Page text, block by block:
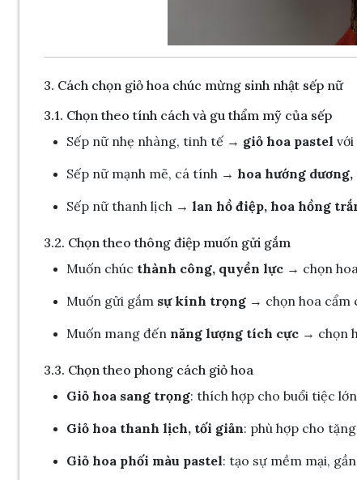
3. Cách chọn giỏ hoa chúc mừng sinh nhật sếp nữ
3.1. Chọn theo tính cách và gu thẩm mỹ của sếp
Sếp nữ nhẹ nhàng, tinh tế → giỏ hoa pastel với
Sếp nữ mạnh mẽ, cá tính → hoa hướng
Sếp nữ thanh lịch → lan hồ điệp, hoa hồng
3.2. Chọn theo thông điệp muốn gửi gắm
Muốn chúc thành công, quyền lực→ chọn hoa
Muốn gửi gắm sự kính trọng→ chọn hoa cẩm
Muốn mang đến năng lượng tích cực→ chọn
3.3. Chọn theo phong cách giỏ hoa
Giỏ hoa sang trọng: thích hợp cho buổi tiệc
Giỏ hoa thanh lịch, tối giản: phù hợp cho
Giỏ hoa phối màu pastel: tạo sự mềm mại,